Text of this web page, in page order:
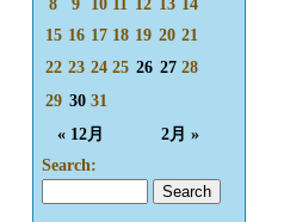
« 12月 2月 »
8
9 10 11 12 13 14
15 16 17 18 19 20 21
22 23 24 25 26 27 28
29 30 31
Search: